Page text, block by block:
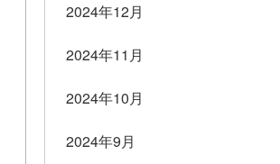
2024年12月
2024年11月
2024年10月
2024年9月